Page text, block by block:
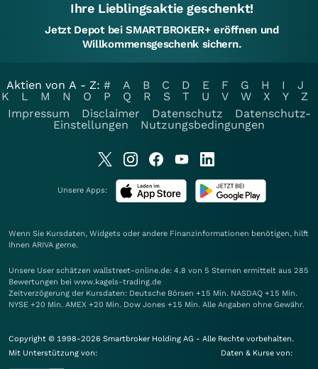
Ihre Lieblingsaktie geschenkt!
Jetzt Depot bei SMARTBROKER+ eröffnen und
Willkommensgeschenk sichern.
Aktien von A - Z: # A B C D E F G H I
J
K
L M N O P Q R S T U V W X Y
Z
Impressum
Disclaimer Datenschutz
Datenschutz-
Einstellungen
Nutzungsbedingungen
Unsere Apps:
Wenn Sie Kursdaten, Widgets oder andere Finanzinformationen benötigen, hilft
Ihnen ARIVA gerne.
Unsere User schätzen wallstreet-online.de: 4.8 von 5 Sternen ermittelt aus 285
Bewertungen bei www.kagels-trading.de
Zeitverzögerung der Kursdaten: Deutsche Börsen +15 Min. NASDAQ +15 Min.
NYSE +20 Min. AMEX +20 Min. Dow Jones +15 Min. Alle Angaben ohne Gewähr.
Copyright © 1998-2026 Smartbroker Holding AG - Alle Rechte vorbehalten.
Mit Unterstützung von:
Daten & Kurse von: